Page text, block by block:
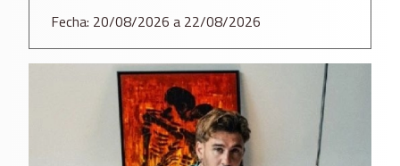
Fecha: 20/08/2026 a 22/08/2026